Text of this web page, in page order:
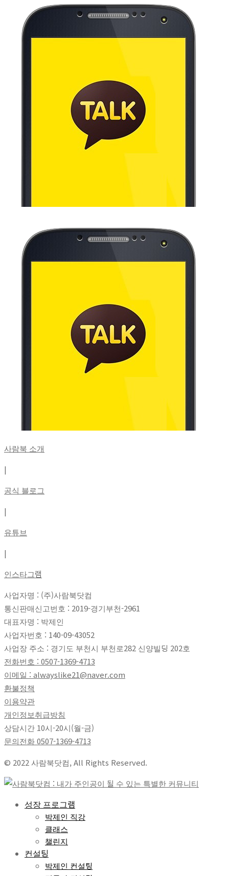
사람북 소개
|
공식 블로그
|
유튜브
|
인스타그램
사업자명 : (주)사람북닷컴
통신판매신고번호 : 2019-경기부천-2961
대표자명 : 박제인
사업자번호 : 140-09-43052
사업장 주소 : 경기도 부천시 부천로282 신양빌딩 202호
전화번호 : 0507-1369-4713
이메일 : alwayslike21@naver.com
환불정책
이용약관
개인정보취급방침
상담시간 10시-20시(월-금)
문의전화0507-1369-4713
© 2022 사람북닷컴, All Rights Reserved.
성장 프로그램
박제인 직강
클래스
챌린지
컨설팅
박제인 컨설팅